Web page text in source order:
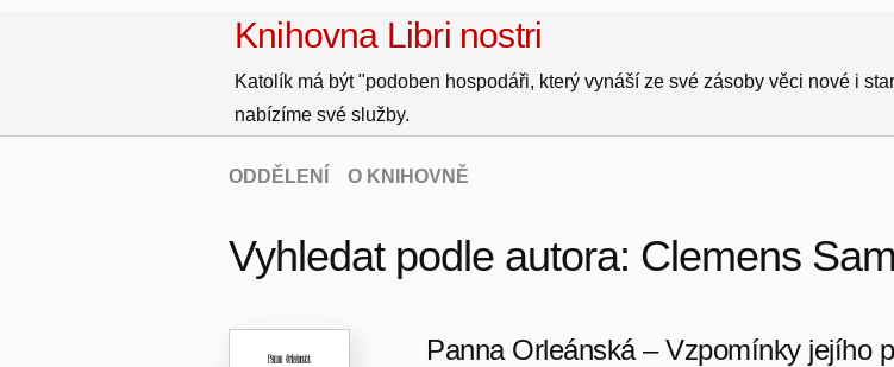
Knihovna Libri nostri
Katolík má být "podoben hospodáři, který vynáší ze své zásoby věci nové i
nabízíme své služby.
ODDĚLENÍ O KNIHOVNĚ
Vyhledat podle autora: Clemens
Panna Orleánská – Vzpomínky jejího